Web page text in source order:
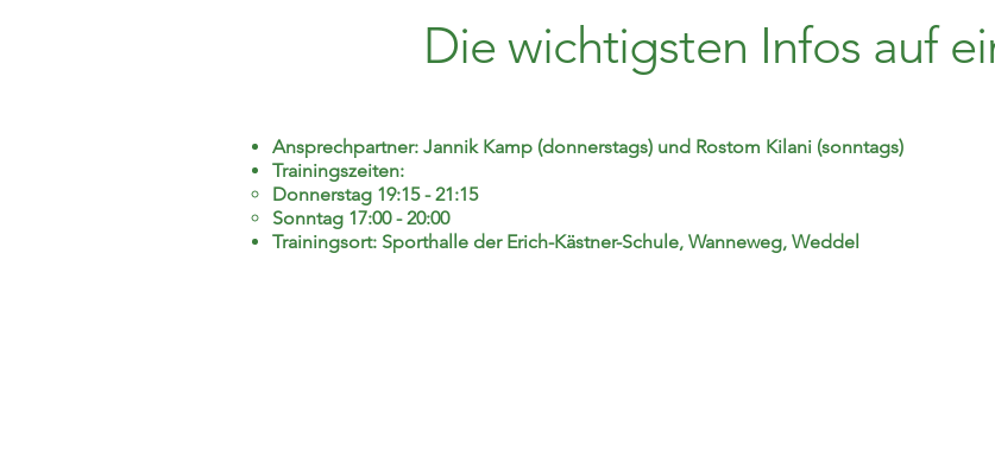
Die wichtigsten Infos auf
Ansprechpartner: Jannik Kamp (donnerstags) und Rostom Kilani (sonntags)
Trainingszeiten:
Donnerstag 19:15 - 21:15
Sonntag 17:00 - 20:00
Trainingsort: Sporthalle der Erich-Kästner-Schule, Wanneweg, Weddel